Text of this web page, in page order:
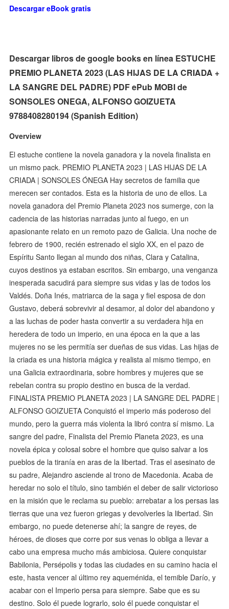
Descargar eBook gratis
Descargar libros de google books en línea ESTUCHE
PREMIO PLANETA 2023 (LAS HIJAS DE LA CRIADA +
LA SANGRE DEL PADRE) PDF ePub MOBI de
SONSOLES ONEGA, ALFONSO GOIZUETA
9788408280194 (Spanish Edition)
Overview
El estuche contiene la novela ganadora y la novela finalista en
un mismo pack. PREMIO PLANETA 2023 | LAS HIJAS DE LA
CRIADA | SONSOLES ÓNEGA Hay secretos de familia que
merecen ser contados. Esta es la historia de uno de ellos. La
novela ganadora del Premio Planeta 2023 nos sumerge, con la
cadencia de las historias narradas junto al fuego, en un
apasionante relato en un remoto pazo de Galicia. Una noche de
febrero de 1900, recién estrenado el siglo XX, en el pazo de
Espíritu Santo llegan al mundo dos niñas, Clara y Catalina,
cuyos destinos ya estaban escritos. Sin embargo, una venganza
inesperada sacudirá para siempre sus vidas y las de todos los
Valdés. Doña Inés, matriarca de la saga y fiel esposa de don
Gustavo, deberá sobrevivir al desamor, al dolor del abandono y
a las luchas de poder hasta convertir a su verdadera hija en
heredera de todo un imperio, en una época en la que a las
mujeres no se les permitía ser dueñas de sus vidas. Las hijas de
la criada es una historia mágica y realista al mismo tiempo, en
una Galicia extraordinaria, sobre hombres y mujeres que se
rebelan contra su propio destino en busca de la verdad.
FINALISTA PREMIO PLANETA 2023 | LA SANGRE DEL PADRE |
ALFONSO GOIZUETA Conquistó el imperio más poderoso del
mundo, pero la guerra más violenta la libró contra sí mismo. La
sangre del padre, Finalista del Premio Planeta 2023, es una
novela épica y colosal sobre el hombre que quiso salvar a los
pueblos de la tiranía en aras de la libertad. Tras el asesinato de
su padre, Alejandro asciende al trono de Macedonia. Acaba de
heredar no solo el título, sino también el deber de salir victorioso
en la misión que le reclama su pueblo: arrebatar a los persas las
tierras que una vez fueron griegas y devolverles la libertad. Sin
embargo, no puede detenerse ahí; la sangre de reyes, de
héroes, de dioses que corre por sus venas lo obliga a llevar a
cabo una empresa mucho más ambiciosa. Quiere conquistar
Babilonia, Persépolis y todas las ciudades en su camino hacia el
este, hasta vencer al último rey aqueménida, el temible Darío, y
acabar con el Imperio persa para siempre. Sabe que es su
destino. Solo él puede lograrlo, solo él puede conquistar el